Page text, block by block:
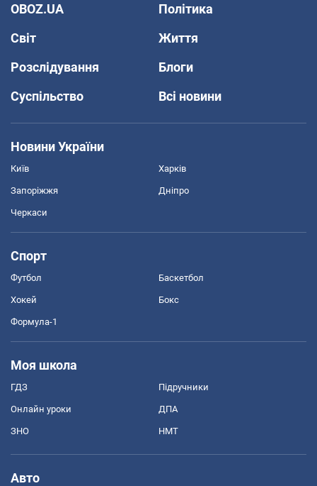
OBOZ.UA
Політика
Світ
Життя
Розслідування
Блоги
Суспільство
Всі новини
Новини України
Київ Харків
Запоріжжя Дніпро
Черкаси
Спорт
Футбол Баскетбол
Хокей Бокс
Формула-1
Моя школа
ГДЗ Підручники
Онлайн уроки ДПА
ЗНО НМТ
Авто